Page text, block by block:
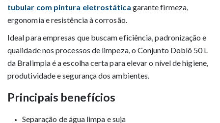
tubular com pintura eletrostática garante firmeza,
ergonomia e resistência à corrosão.
Ideal para empresas que buscam eficiência, padronização e
qualidade nos processos de limpeza, o Conjunto Doblô 50 L
da Bralimpia é a escolha certa para elevar o nível de higiene,
produtividade e segurança dos ambientes.
Principais benefícios
Separação de água limpa e suja